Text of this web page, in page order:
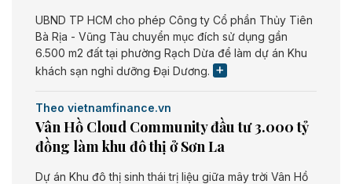
UBND TP HCM cho phép Công ty Cổ phần Thủy Tiên
Bà Rịa - Vũng Tàu chuyển mục đích sử dụng gần
6.500 m2 đất tại phường Rạch Dừa để làm dự án Khu
khách sạn nghỉ dưỡng Đại Dương.
Theo vietnamfinance.vn
Vân Hồ Cloud Community đầu tư 3.000 tỷ
đồng làm khu đô thị ở Sơn La
Dự án Khu đô thị sinh thái trị liệu giữa mây trời Vân Hồ